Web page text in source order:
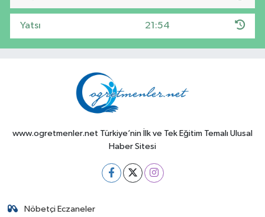
Yatsı 21:54
www.ogretmenler.net Türkiye’nin İlk ve Tek Eğitim Temalı Ulusal
Haber Sitesi
Nöbetçi Eczaneler